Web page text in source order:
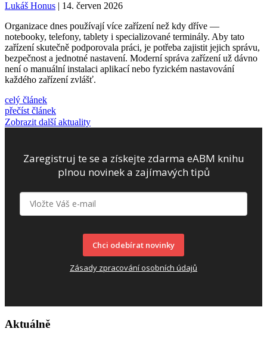
Lukáš Honus | 14. červen 2026
Organizace dnes používají více zařízení než kdy dříve —
notebooky, telefony, tablety i specializované terminály. Aby tato
zařízení skutečně podporovala práci, je potřeba zajistit jejich správu,
bezpečnost a jednotné nastavení. Moderní správa zařízení už dávno
není o manuální instalaci aplikací nebo fyzickém nastavování
každého zařízení zvlášť.
celý článek
přečíst článek
Zobrazit další aktuality
Zaregistruj te se a získejte zdarma eABM knihu
plnou novinek a zajímavých tipů
Chci odebírat novinky
Zásady zpracování osobních údajů
Aktuálně